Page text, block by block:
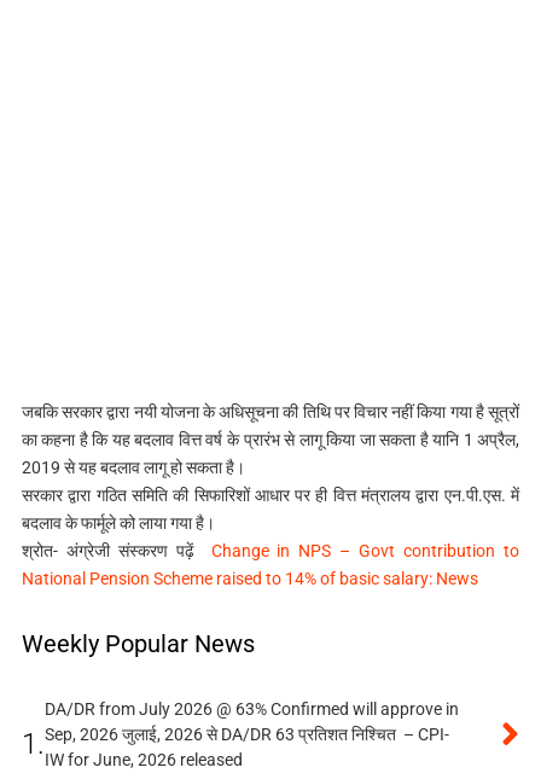
ज​बकि सरकार द्वारा नयी योजना के अधिसूचना की तिथि पर विचार नहीं किया गया है सूत्रों
का कहना है कि यह बदलाव वित्त वर्ष के प्रारंभ से लागू किया जा सकता है यानि 1 अप्रैल,
2019 से यह बदलाव लागू हो सकता है।
सरकार द्वारा गठित समिति की सिफारिशों आधार पर ही वित्त मंत्रालय द्वारा एन.पी.एस. में
बदलाव के फार्मूले को लाया गया है।
श्रोत- अंग्रेजी संस्‍करण पढ़ें Change in NPS – Govt contribution to
National Pension Scheme raised to 14% of basic salary: News
Weekly Popular News
1.
DA/DR from July 2026 @ 63% Confirmed will approve in
Sep, 2026 जुलाई, 2026 से DA/DR 63 प्रतिशत निश्चित – CPI-
IW for June, 2026 released